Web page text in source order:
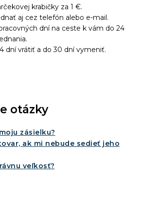
krabičky za 1 €.
aj cez telefón alebo e-mail.
dní na ceste k vám do 24
dní vrátiť a do 30 dní vymeniť.
otázky
zásielku?
ak mi nebude sedieť jeho
veľkosť?